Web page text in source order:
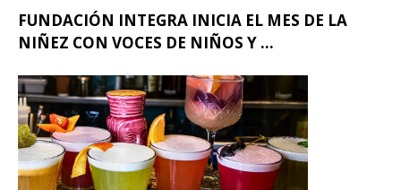
FUNDACIÓN INTEGRA INICIA EL MES DE LA
NIÑEZ CON VOCES DE NIÑOS Y ...